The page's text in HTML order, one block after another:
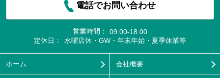
電話でお問い合わせ
営業時間：
09:00-18:00
定休日：
水曜店休・GW・年末年始・夏季休業等
ホーム 会社概要